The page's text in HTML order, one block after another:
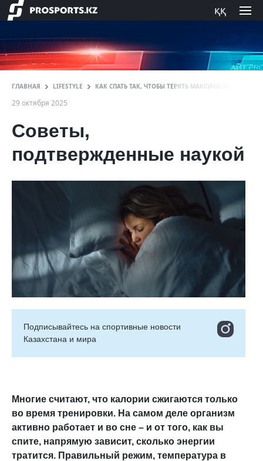
ққ
ГЛАВНАЯ LIFESTYLE КАК СПАТЬ ТАК, ЧТОБЫ ТЕРЯТЬ МАКСИМАЛЬНОЕ
29 октября 2025
Советы,
подтвержденные наукой
Подписывайтесь на cпортивные новости
Казахстана и мира
Многие считают, что калории сжигаются только
во время тренировки. На самом деле организм
активно работает и во сне – и от того, как вы
спите, напрямую зависит, сколько энергии
тратится. Правильный режим, температура в